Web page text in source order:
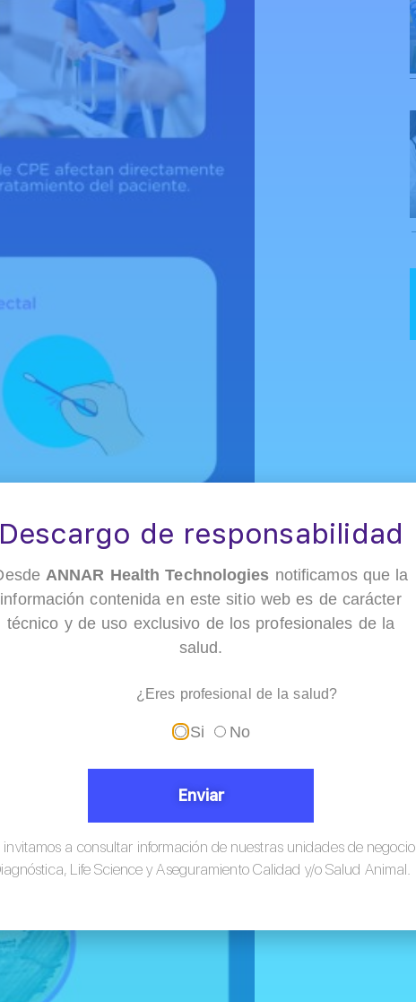
de responsabilidad
ANNAR Health Technologies notificamos que la
información contenida en este sitio web es de carácter
técnico y de uso exclusivo de los profesionales de la
salud.
¿Eres profesional de la salud?
Si No
Enviar
invitamos a consultar información de nuestras unidades de negocio
Life Science y Aseguramiento Calidad y/o Salud Animal.